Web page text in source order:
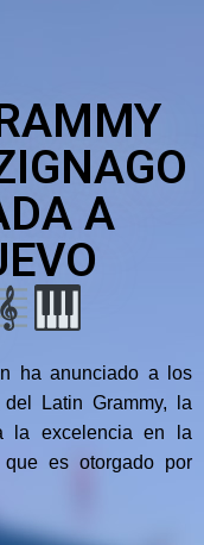
A
ha anunciado a los
Latin Grammy, la
la excelencia en la
es otorgado por